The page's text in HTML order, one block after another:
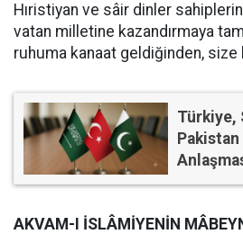
Hıristiyan ve sâir dinler
vatan milletine kazandırmaya
ruhuma kanaat geldiğinden, size
Türkiye,
AKVAM-I İSLÂMİYENİN